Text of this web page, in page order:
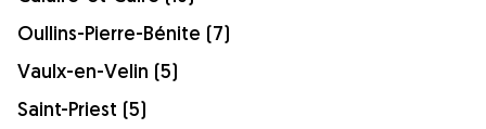
Oullins-Pierre-Bénite (7)
Vaulx-en-Velin (5)
Saint-Priest (5)